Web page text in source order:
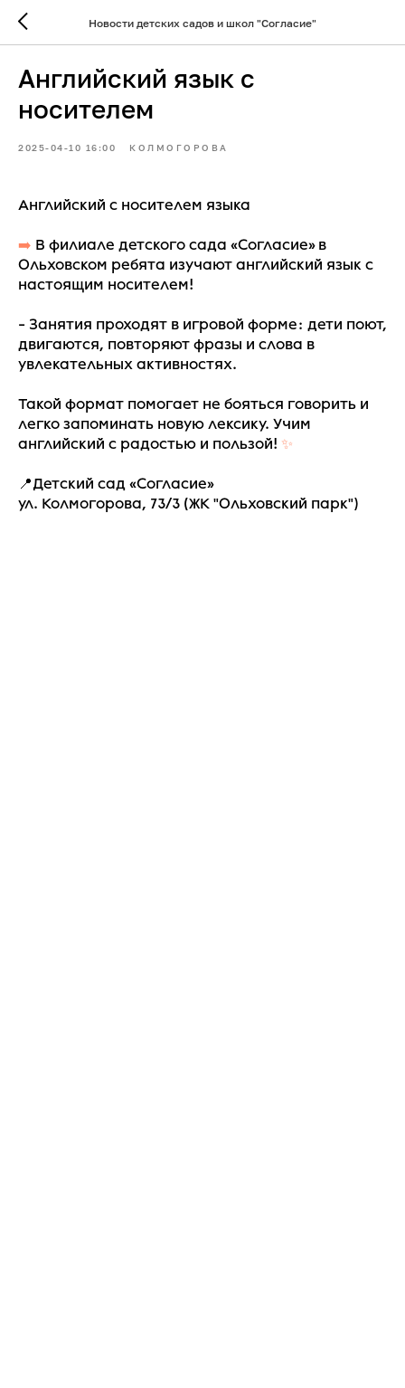
Новости детских садов и школ "Согласие"
Английский язык с
носителем
2025-04-10 16:00 КОЛМОГОРОВА
Английский с носителем языка
➡️ В филиале детского сада «Согласие» в
Ольховском ребята изучают английский язык с
настоящим носителем!
- Занятия проходят в игровой форме: дети поют,
двигаются, повторяют фразы и слова в
увлекательных активностях.
Такой формат помогает не бояться говорить и
легко запоминать новую лексику. Учим
английский с радостью и пользой! ✨
📍Детский сад «Согласие»
ул. Колмогорова, 73/3 (ЖК "Ольховский парк")